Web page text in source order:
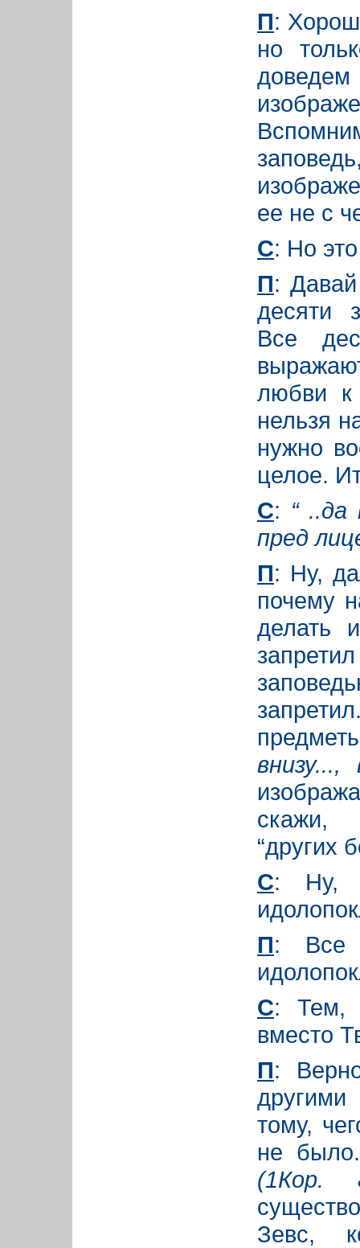
П:
но
ее не с
С: Но
П:
десяти
Все
любви к
нельзя
нужно
целое.
С: “ ..да
пред
П: Ну,
почему
делать
скажи,
“других
С: Ну,
П: Все
С: Тем,
вместо
П:
тому,
не
(1Кор.
Зевс,